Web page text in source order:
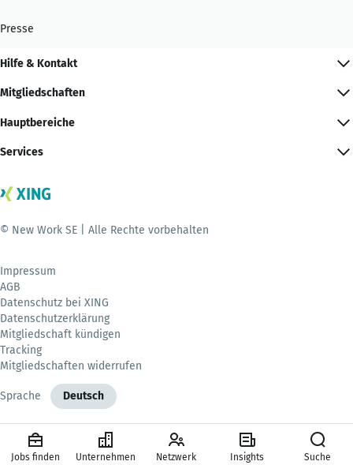
Presse
Hilfe & Kontakt
Mitgliedschaften
Hauptbereiche
Services
© New Work SE | Alle Rechte vorbehalten
Impressum
AGB
Datenschutz bei XING
Datenschutzerklärung
Mitgliedschaft kündigen
Tracking
Mitgliedschaften widerrufen
Sprache Deutsch
Jobs finden Unternehmen Netzwerk Insights Suche